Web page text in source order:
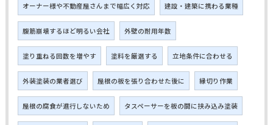
オーナー様や不動産屋さんまで幅広く対応 建設・建築に携わる業種
腹筋崩壊するほど明るい会社 外壁の耐用年数
塗り重ねる回数を増やす 塗料を厳選する 立地条件に合わせる
外装塗装の業者選び 屋根の板を張り合わせた後に 縁切り作業
屋根の腐食が進行しないため タスペーサーを板の間に挟み込み塗装